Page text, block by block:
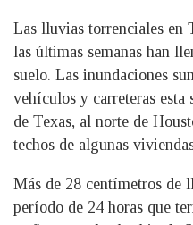
Las lluvias torrenciales en
las últimas semanas han
suelo. Las inundaciones
vehículos y carreteras esta
de Texas, al norte de
techos de algunas
Más de 28 centímetros de
período de 24 horas que